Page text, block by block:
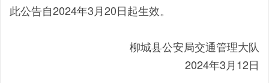
此公告自2024年3月20日起生效。
柳城县公安局交通管理大队
2024年3月12日